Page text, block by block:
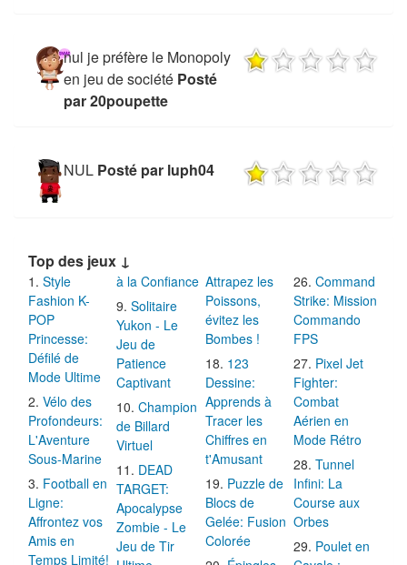
nul je préfère le Monopoly
en jeu de société Posté
par 20poupette
NUL Posté par luph04
Top des jeux ↓
Style
Fashion K-
POP
Princesse:
Défilé de
Mode Ultime
Vélo des
Profondeurs:
L'Aventure
Sous-Marine
Football en
Ligne:
Affrontez vos
Amis en
Temps Limité!
à la Confiance
Solitaire
Yukon - Le
Jeu de
Patience
Captivant
Champion
de Billard
Virtuel
DEAD
TARGET:
Apocalypse
Zombie - Le
Jeu de Tir
Attrapez les
Poissons,
évitez les
Bombes !
123
Dessine:
Apprends à
Tracer les
Chiffres en
t'Amusant
Puzzle de
Blocs de
Gelée: Fusion
Colorée
Command
Strike: Mission
Commando
FPS
Pixel Jet
Fighter:
Combat
Aérien en
Mode Rétro
Tunnel
Infini: La
Course aux
Orbes
Poulet en